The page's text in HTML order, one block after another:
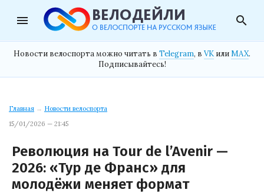
menu search
Новости велоспорта можно читать в Telegram, в VK илиMAX.
Подписывайтесь!
Главная → Новости велоспорта
15/01/2026 — 21:45
Революция на Tour de l’Avenir —
2026: «Тур де Франс» для
молодёжи меняет формат